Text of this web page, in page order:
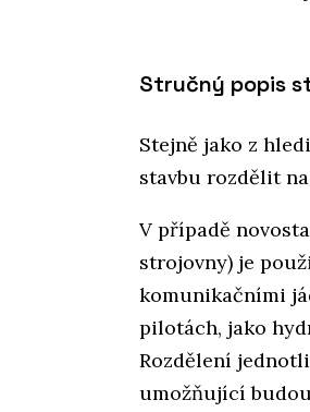
Stručný popis
Stejně jako z
stavbu rozdělit
V případě
strojovny) je
komunikačními
pilotách, jako
Rozdělení
umožňující